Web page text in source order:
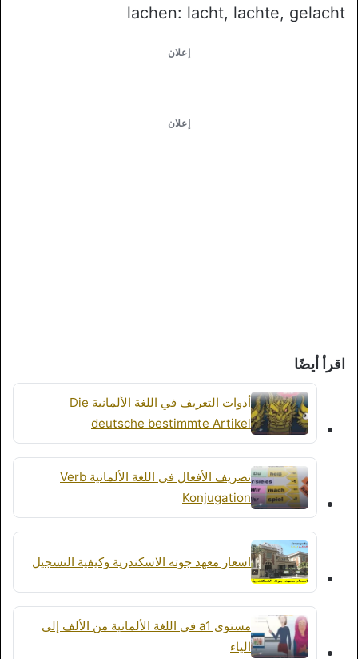
lachen: lacht, lachte, gelacht
إعلان
إعلان
اقرأ أيضًا
أدوات التعريف في اللغة الألمانية Die
deutsche bestimmte Artikel
تصريف الأفعال في اللغة الألمانية Verb
Konjugation
اسعار معهد جوته الاسكندرية وكيفية التسجيل
مستوى a1 في اللغة الألمانية من الألف إلى
الياء